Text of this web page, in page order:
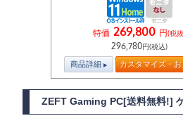
特価 269,800 円(税
296,780円(税込)
商品詳細 カスタマイズ・
ZEFT Gaming PC[送料無料!]